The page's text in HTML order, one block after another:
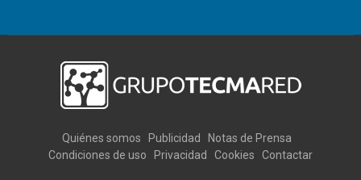
Quiénes somos Publicidad
Notas de Prensa
Condiciones de uso
Privacidad Cookies Contactar